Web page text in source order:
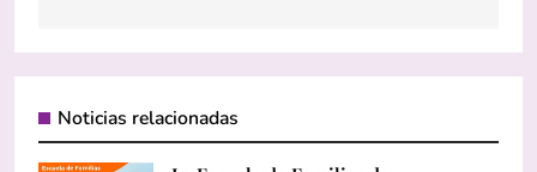
Noticias relacionadas